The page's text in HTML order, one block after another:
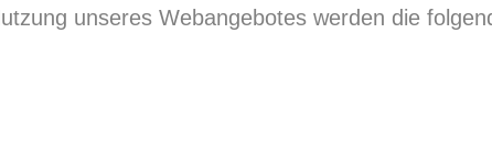
unseres Webangebotes werden die